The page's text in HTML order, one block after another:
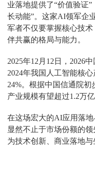
业落地提供了“价值验证
长动能”。这家AI领军企
军者不仅要掌握核心技
伴共赢的格局与能力。
2025年12月12日，2026
2024年我国人工智能核
24%。根据中国信通院
产业规模有望超过1.2万亿
在这场宏大的AI应用落
显然不止于市场份额的
为技术创新、商业落地与